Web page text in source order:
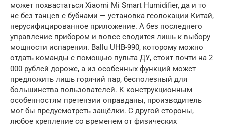
может похвастаться Xiaomi Mi Smart Humidifier, да и то
не без танцев с бубнами — установка геолокации Китай,
нерусифицированное приложение. А без последнего
управление прибором и вовсе сводится лишь к выбору
мощности испарения. Ballu UHB-990, которому можно
отдать команды с помощью пульта ДУ, стоит почти на 2
000 рублей дороже, а из особенных функций может
предложить лишь горячий пар, бесполезный для
большинства пользователей. К конструкционным
особенностям претензии оправданы, производитель
мог бы предусмотреть защёлки. С другой стороны,
любое крепление со временем от физических